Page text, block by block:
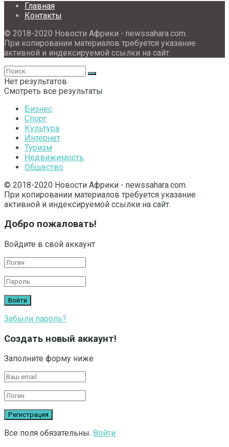
Главная
Контакты
© 2018-2020 Новости Африки - newssahara.com.
При копировании материалов требуется указание
активной и индексируемой ссылки на сайт.
Нет результатов
Смотреть все результаты
Бизнес
Спорт
Культура
Интернет
Туризм
Недвижимость
Общество
© 2018-2020 Новости Африки - newssahara.com.
При копировании материалов требуется указание
активной и индексируемой ссылки на сайт.
Добро пожаловать!
Войдите в свой аккаунт
Забыли пароль?
Создать новый аккаунт!
Заполните форму ниже
Все поля обязательны. Войти